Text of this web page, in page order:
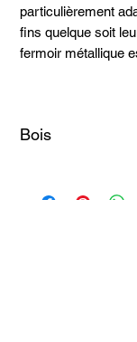
particulièrement
fins quelque soit
fermoir métallique
Bois
Ebéne vert